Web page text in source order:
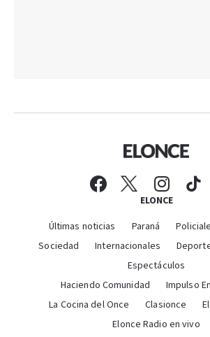
ELONCE
Últimas noticias Paraná
Sociedad
Internacionales
Espectáculos
Haciendo Comunidad
Impulso
La Cocina del Once
Clasionce
Elonce Radio en vivo